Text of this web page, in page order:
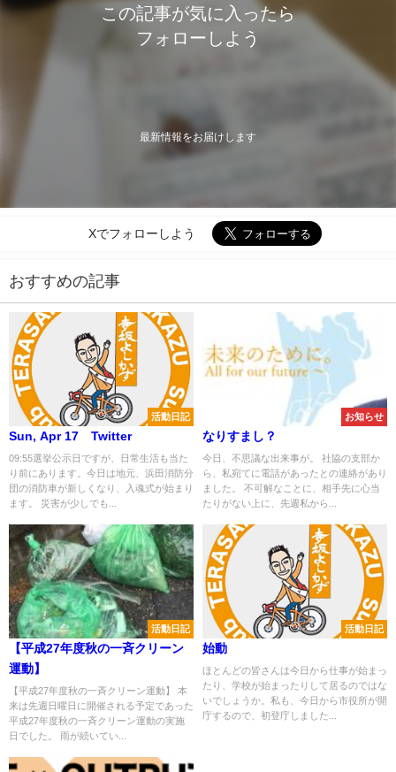
この記事が気に入ったら
フォローしよう
最新情報をお届けします
Xでフォローしよう
おすすめの記事
活動日記
Sun, Apr 17 Twitter
09:55選挙公示日ですが、日常生活も当た
り前にあります。今日は地元、浜田消防分
団の消防車が新しくなり、入魂式が始まり
ます。 災害が少しでも...
お知らせ
なりすまし？
今日、不思議な出来事が。 社協の支部か
ら、私宛てに電話があったとの連絡があり
ました。 不可解なことに、相手先に心当
たりがない上に、先週私から...
活動日記
【平成27年度秋の一斉クリーン
運動】
【平成27年度秋の一斉クリーン運動】 本
来は先週日曜日に開催される予定であった
平成27年度秋の一斉クリーン運動の実施
日でした。 雨が続いてい...
活動日記
始動
ほとんどの皆さんは今日から仕事が始まっ
たり、学校が始まったりして居るのではな
いでしょうか。私も、今日から市役所が開
庁するので、初登庁しました...